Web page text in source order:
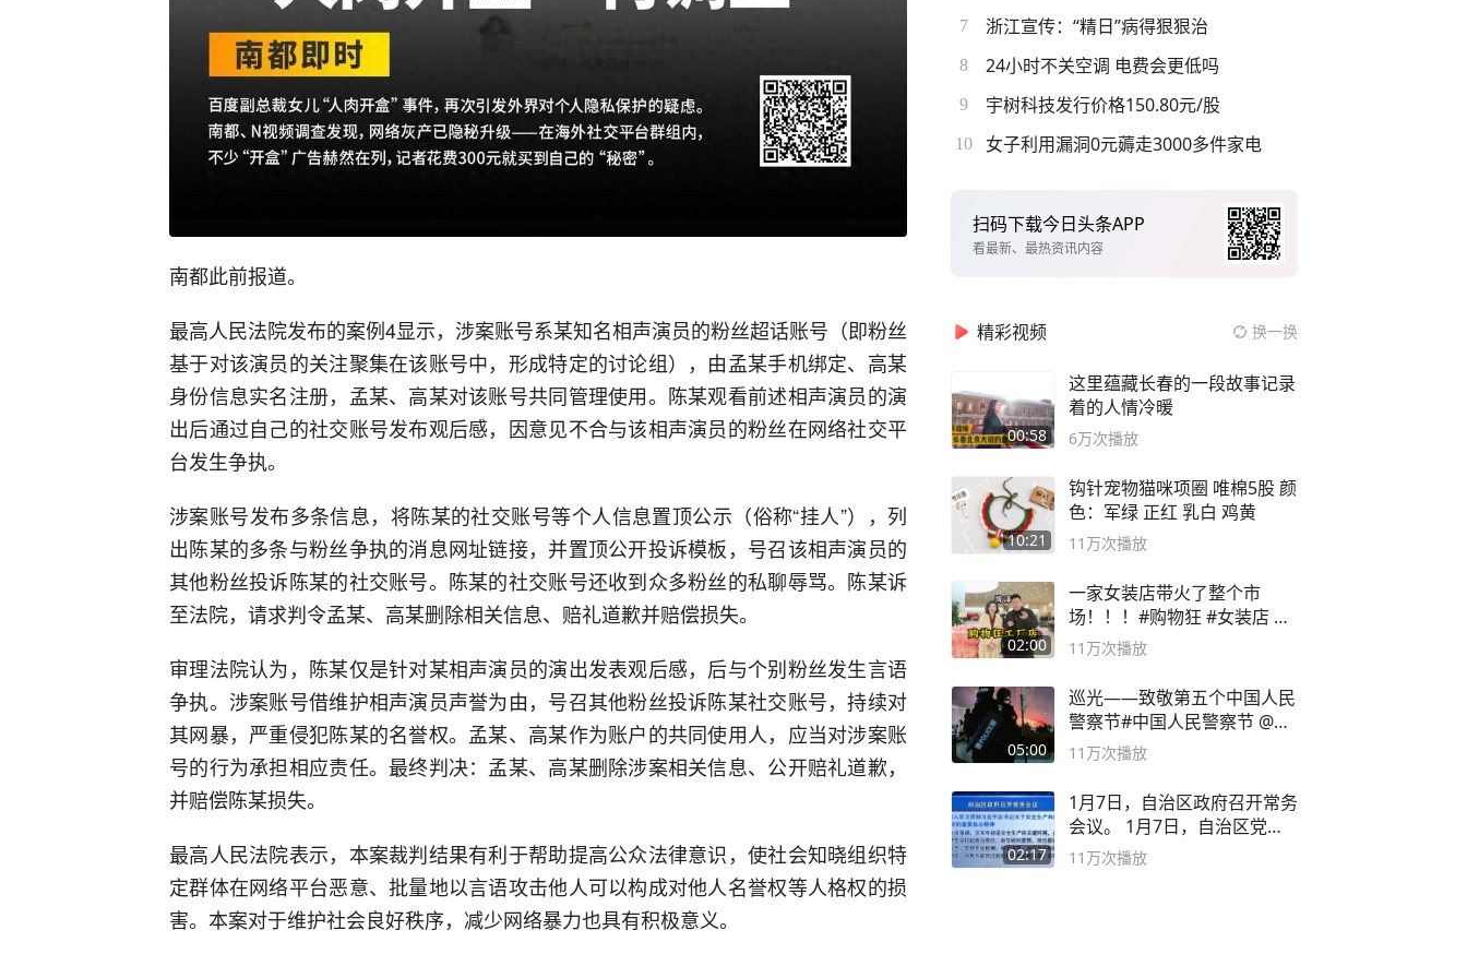
南都此前报道。
最高人民法院发布的案例4显示，涉案账号系某知名相声演员的粉丝超话账号（即粉丝
基于对该演员的关注聚集在该账号中，形成特定的讨论组），由孟某手机绑定、高某
身份信息实名注册，孟某、高某对该账号共同管理使用。陈某观看前述相声演员的演
出后通过自己的社交账号发布观后感，因意见不合与该相声演员的粉丝在网络社交平
台发生争执。
涉案账号发布多条信息，将陈某的社交账号等个人信息置顶公示（俗称“挂人”），列
出陈某的多条与粉丝争执的消息网址链接，并置顶公开投诉模板，号召该相声演员的
其他粉丝投诉陈某的社交账号。陈某的社交账号还收到众多粉丝的私聊辱骂。陈某诉
至法院，请求判令孟某、高某删除相关信息、赔礼道歉并赔偿损失。
审理法院认为，陈某仅是针对某相声演员的演出发表观后感，后与个别粉丝发生言语
争执。涉案账号借维护相声演员声誉为由，号召其他粉丝投诉陈某社交账号，持续对
其网暴，严重侵犯陈某的名誉权。孟某、高某作为账户的共同使用人，应当对涉案账
号的行为承担相应责任。最终判决：孟某、高某删除涉案相关信息、公开赔礼道歉，
并赔偿陈某损失。
最高人民法院表示，本案裁判结果有利于帮助提高公众法律意识，使社会知晓组织特
定群体在网络平台恶意、批量地以言语攻击他人可以构成对他人名誉权等人格权的损
害。本案对于维护社会良好秩序，减少网络暴力也具有积极意义。
7 浙江宣传：“精日”病得狠狠治
8 24小时不关空调 电费会更低吗
9 宇树科技发行价格150.80元/股
10 女子利用漏洞0元薅走3000多件家电
扫码下载今日头条APP
看最新、最热资讯内容
精彩视频 换一换
00:58
这里蕴藏长春的一段故事记录
着的人情冷暖
6万次播放
10:21
钩针宠物猫咪项圈 唯棉5股 颜
色：军绿 正红 乳白 鸡黄
11万次播放
02:00
一家女装店带火了整个市
场！！！#购物狂 #女装店 #
高品质女装
11万次播放
05:00
巡光——致敬第五个中国人民
警察节#中国人民警察节 @抖
音小助手
11万次播放
02:17
1月7日，自治区政府召开常务
会议。 1月7日，自治区党委
副书记
11万次播放